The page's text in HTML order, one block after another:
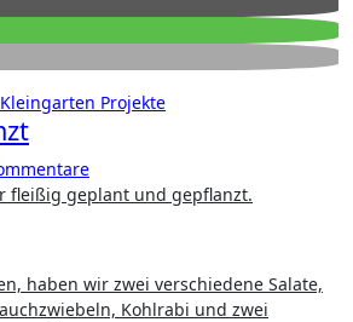
Projekte
fleißig geplant und gepflanzt.
haben wir zwei verschiedene Salate,
Kohlrabi und zwei